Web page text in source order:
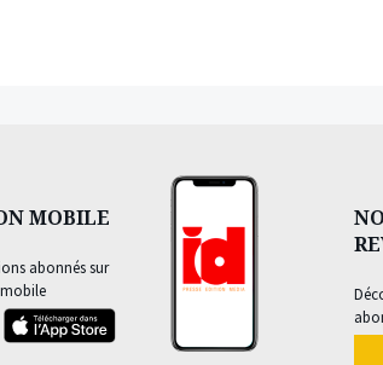
MOBILE
abonnés sur